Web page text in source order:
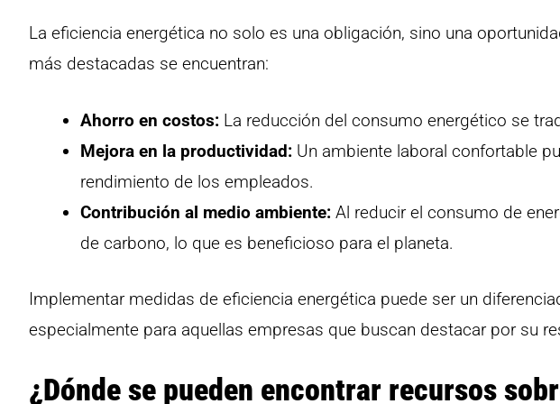
La eficiencia energética no solo es una obligación, sino una
más destacadas se encuentran:
Ahorro en costos: La reducción del consumo energético se
Mejora en la productividad: Un ambiente laboral confortable
rendimiento de los empleados.
Contribución al medio ambiente: Al reducir el consumo de
de carbono, lo que es beneficioso para el planeta.
Implementar medidas de eficiencia energética puede ser un
especialmente para aquellas empresas que buscan destacar por su
¿Dónde se pueden encontrar recursos